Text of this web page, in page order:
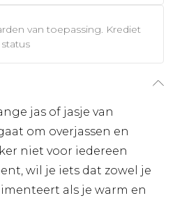
van toepassing. Krediet
jas of jasje van
om overjassen en
niet voor iedereen
wil je iets dat zowel je
als je warm en